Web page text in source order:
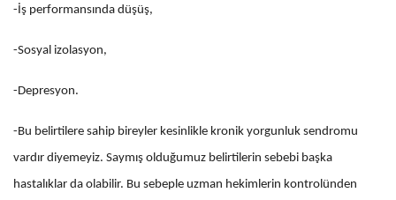
-İş performansında düşüş,
-Sosyal izolasyon,
-Depresyon.
-Bu belirtilere sahip bireyler kesinlikle kronik yorgunluk sendromu
vardır diyemeyiz. Saymış olduğumuz belirtilerin sebebi başka
hastalıklar da olabilir. Bu sebeple uzman hekimlerin kontrolünden